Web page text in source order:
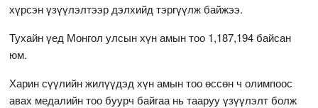
хүрсэн үзүүлэлтээр дэлхийд тэргүүлж байжээ.
Тухайн үед Монгол улсын хүн амын тоо 1,187,194 байсан
юм.
Харин сүүлийн жилүүдэд хүн амын тоо өссөн ч олимпоос
авах медалийн тоо буурч байгаа нь тааруу үзүүлэлт болж